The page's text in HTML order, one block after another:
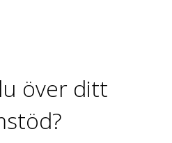
över ditt